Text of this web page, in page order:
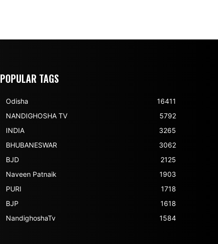
POPULAR TAGS
Odisha
16411
NANDIGHOSHA TV
5792
INDIA
3265
BHUBANESWAR
3062
BJD
2125
Naveen Patnaik
1903
PURI
1718
BJP
1618
NandighoshaTv
1584